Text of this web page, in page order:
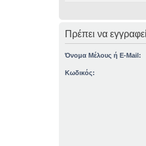
Πρέπει να
Όνομα Μέλους ή E-Mail:
Κωδικός: